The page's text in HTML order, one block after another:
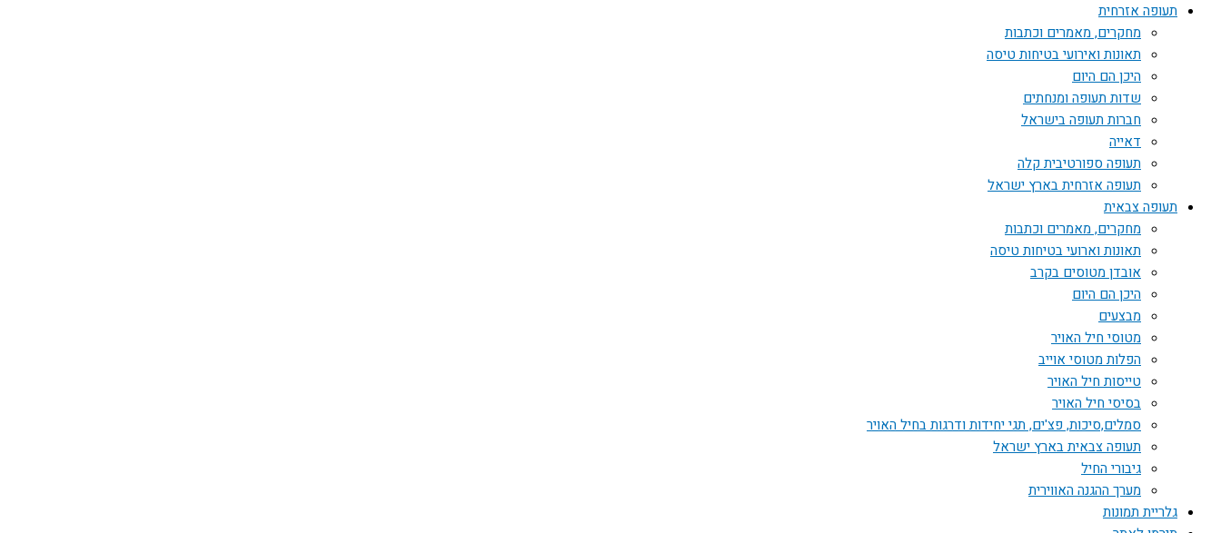
תעופה אזרחית
מחקרים, מאמרים וכתבות
תאונות ואירועי בטיחות טיסה
היכן הם היום
שדות תעופה ומנחתים
חברות תעופה בישראל
דאייה
תעופה ספורטיבית קלה
תעופה אזרחית בארץ ישראל
תעופה צבאית
מחקרים, מאמרים וכתבות
תאונות וארועי בטיחות טיסה
אובדן מטוסים בקרב
היכן הם היום
מבצעים
מטוסי חיל האויר
הפלות מטוסי אוייב
טייסות חיל האויר
בסיסי חיל האויר
סמלים,סיכות, פצ'ים, תגי יחידות ודרגות בחיל האויר
תעופה צבאית בארץ ישראל
גיבורי החיל
מערך ההגנה האווירית
גלריית תמונות